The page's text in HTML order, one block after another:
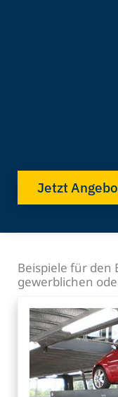
Jetzt
Beispiele für den
gewerblichen